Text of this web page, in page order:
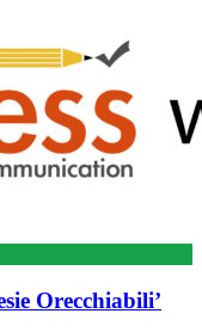
Orecchiabili’